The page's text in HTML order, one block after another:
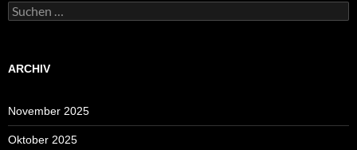
Suchen
nach:
ARCHIV
November 2025
Oktober 2025